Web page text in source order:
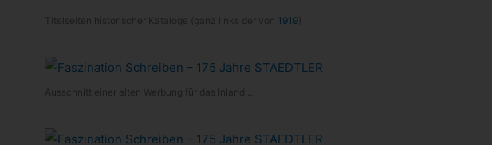
Titel­sei­ten his­to­ri­scher Kata­loge (ganz links der von 1919)
Aus­schnitt einer alten Wer­bung für das Inland …